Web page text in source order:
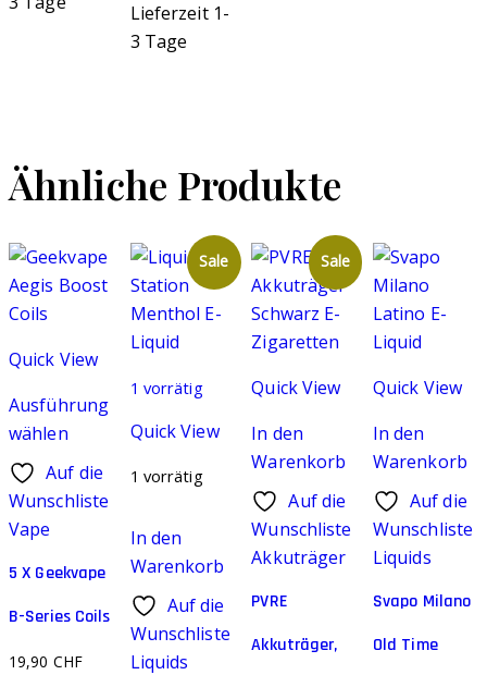
Lieferzeit 1-
3 Tage
Ähnliche Produkte
Quick View
Ausführung
wählen
Dieses
Produkt
weist
mehrere
Varianten
Die
Optionen
Auf die
Wunschliste
Vape
5 X Geekvape
B-Series Coils
19,90 CHF
Sale
1 vorrätig
Quick View
1 vorrätig
In den
Warenkorb
Auf die
Wunschliste
Liquids
Sale
Quick View
In den
Warenkorb
Auf die
Wunschliste
Akkuträger
PVRE
Akkuträger,
Quick View
In den
Warenkorb
Auf die
Wunschliste
Liquids
Svapo Milano
Old Time